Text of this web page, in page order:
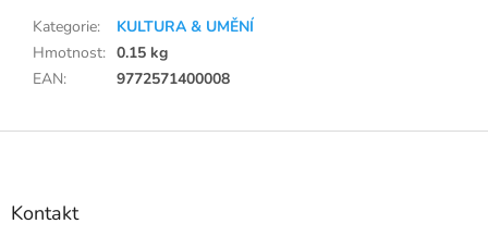
Kategorie:
KULTURA & UMĚNÍ
Hmotnost: 0.15 kg
EAN: 9772571400008
Z
Kontakt